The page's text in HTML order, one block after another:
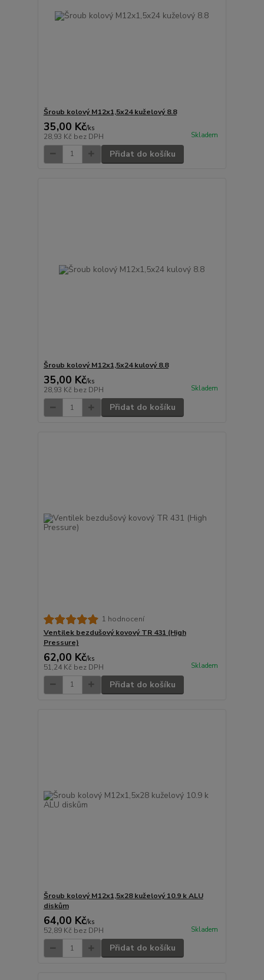
Šroub kolový M12x1,5x24 kuželový 8.8
35,00 Kč/ks
28,93 Kč bez DPH Skladem
Přidat do košíku
Šroub kolový M12x1,5x24 kulový 8.8
35,00 Kč/ks
28,93 Kč bez DPH Skladem
Přidat do košíku
1 hodnocení
Ventilek bezdušový kovový TR 431 (High
Pressure)
62,00 Kč/ks
51,24 Kč bez DPH Skladem
Přidat do košíku
Šroub kolový M12x1,5x28 kuželový 10.9 k ALU
diskům
64,00 Kč/ks
52,89 Kč bez DPH Skladem
Přidat do košíku